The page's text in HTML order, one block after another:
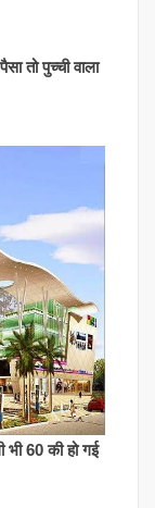
तो पुच्ची वाला
60 की हो गई